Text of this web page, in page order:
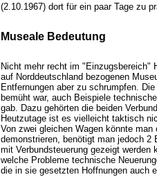
(2.10.1967) dort für ein paar Tage zu
Museale Bedeutung
Nicht mehr recht im "Einzugsbereich"
auf Norddeutschland bezogenen
Entfernungen aber zu schrumpfen.
bemüht war, auch Beispiele
gab. Dazu gehörten die beiden
Heutzutage ist es vielleicht taktisch
Von zwei gleichen Wagen könnte
demonstrieren, benötigt man jedoch
mit Verbundsteuerung gezeigt
welche Probleme technische
die in sie gesetzten Hoffnungen auch